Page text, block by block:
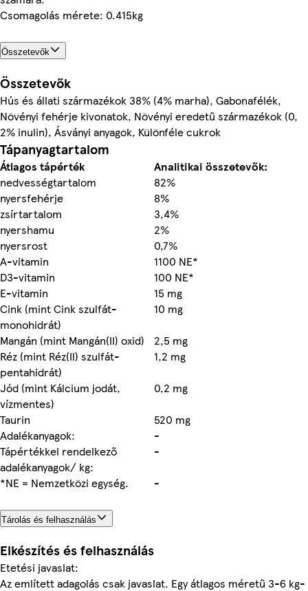
Csomagolás mérete: 0.415kg
Összetevők
Összetevők
Hús és állati származékok 38% (4% marha), Gabonafélék,
Növényi fehérje kivonatok, Növényi eredetű származékok (0,
2% inulin), Ásványi anyagok, Különféle cukrok
Tápanyagtartalom
Átlagos tápérték
Analitikai összetevők:
nedvességtartalom
82%
nyersfehérje
8%
zsírtartalom
3,4%
nyershamu
2%
nyersrost
0,7%
A-vitamin
1100 NE*
D3-vitamin
100 NE*
E-vitamin
15 mg
Cink (mint Cink szulfát-
monohidrát)
10 mg
Mangán (mint Mangán(II) oxid)
2,5 mg
Réz (mint Réz(Il) szulfát-
pentahidrát)
1,2 mg
Jód (mint Kálcium jodát,
vízmentes)
0,2 mg
Taurin
520 mg
Adalékanyagok:
-
Tápértékkel rendelkező
adalékanyagok/ kg:
-
*NE = Nemzetközi egység.
-
Tárolás és felhasználás
Elkészítés és felhasználás
Etetési javaslat:
Az említett adagolás csak javaslat. Egy átlagos méretű 3-6 kg-